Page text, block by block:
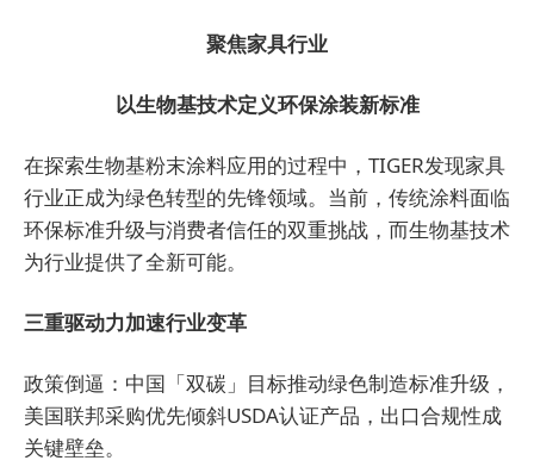
聚焦家具行业
以生物基技术定义环保涂装新标准
在探索生物基粉末涂料应用的过程中，TIGER发现家具
行业正成为绿色转型的先锋领域。当前，传统涂料面临
环保标准升级与消费者信任的双重挑战，而生物基技术
为行业提供了全新可能。
三重驱动力加速行业变革
政策倒逼：中国「双碳」目标推动绿色制造标准升级，
美国联邦采购优先倾斜USDA认证产品，出口合规性成
关键壁垒。